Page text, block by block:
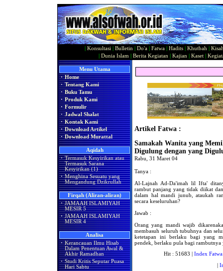
Konsultasi Bulletin Do'a Fatwa Hadits Khutbah
Dunia Islam Berita Kegiatan Kajian Kaset|
Menu Utama
· Home
· Tentang Kami
· Buku Tamu
· Produk Kami
· Formulir
· Jadwal Shalat
· Kontak Kami
· Download Artikel
· Download Murattal
Aqidah
· Termasuk Kesyirikan atau
Termasuk Sarana
Kesyirikan (1)
· Menghina Sesuatu yang
Mengandung Dzikrullah
Firqah (Aliran-aliran)
· JAMAAH ISLAMIYAH
MESIR 5
· JAMAAH ISLAMIYAH
MESIR 4
Analisa
· Kerancauan Ilmu Hisab
Dalam Penentuan Awal &
Akhir Ramadhan
· Studi Kritis Seputar Puasa
Hari Sabtu
Artikel Fatwa :
Samakah Wanita yang
Digulung dengan yang
Rabu, 31 Maret 04
Tanya :
Al-Lajnah Ad-Da'imah lil Ifta'
rambut panjang yang tidak diikat
dalam hal mandi junub, ataukah
secara keseluruhan?
Jawab :
Orang yang mandi wajib
membasuh seluruh tubuhnya dan
ketetapan ini berlaku bagi yang
pendek, berlaku pula bagi
Hit : 51683 | Index Fatwa
|